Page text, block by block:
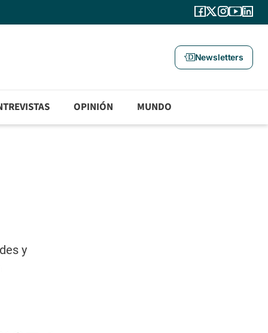
Newsletters
OPINIÓN MUNDO
y